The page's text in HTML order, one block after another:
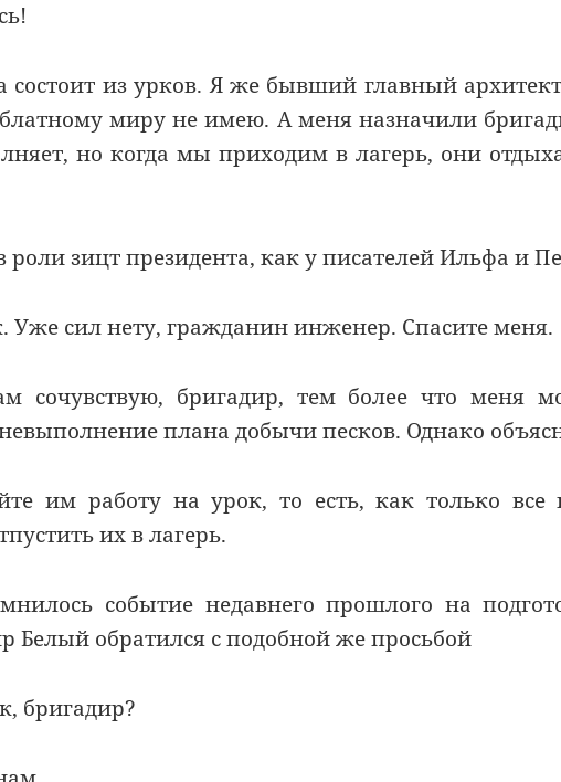
состоит из урков. Я же бывший главный
миру не имею. А меня назначили
но когда мы приходим в лагерь, они
зицт президента, как у писателей Ильфа и
сил нету, гражданин инженер. Спасите меня.
сочувствую, бригадир, тем более что меня
плана добычи песков. Однако
им работу на урок, то есть, как только все
их в лагерь.
событие недавнего прошлого на
Белый обратился с подобной же просьбой
бригадир?